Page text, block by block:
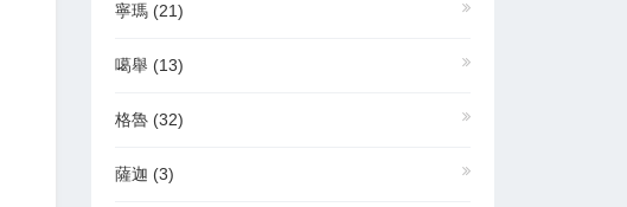
寧瑪 (21)
噶舉 (13)
格魯 (32)
薩迦 (3)